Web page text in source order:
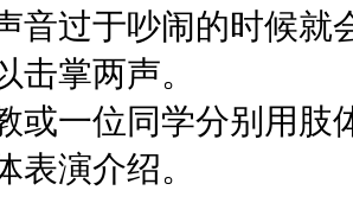
音过于吵闹的时候就
击掌两声。
或一位同学分别用肢
表演介绍。